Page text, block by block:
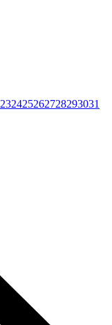
232425262728293031